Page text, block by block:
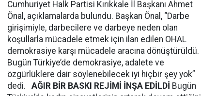
Cumhuriyet Halk Partisi Kırıkkale İl Başkanı Ahmet
Önal, açıklamalarda bulundu. Başkan Önal, “Darbe
girişimiyle, darbecilere ve darbeye neden olan
koşullarla mücadele etmek için ilan edilen OHAL
demokrasiye karşı mücadele aracına dönüştürüldü.
Bugün Türkiye’de demokrasiye, adalete ve
özgürlüklere dair söylenebilecek iyi hiçbir şey yok”
dedi. AĞIR BİR BASKI REJİMİ İNŞA EDİLDİ Bugün